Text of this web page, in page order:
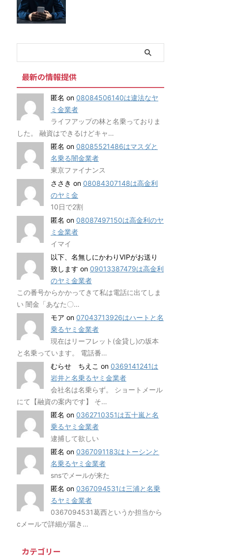
最新の情報提供
匿名 on 08084506140は違法なヤ
ミ金業者
ライフアップの林と名乗っておりま
した。 融資はできるけどキャ…
匿名 on 08085521486はマスダと
名乗る闇金業者
東京ファイナンス
ささき on 08084307148は高金利
のヤミ金
10日で2割
匿名 on 08087497150は高金利のヤ
ミ金業者
イマイ
以下、名無しにかわりVIPがお送り
致します on 09013387479は高金利
のヤミ金業者
この番号からかかってきて私は電話に出てしま
い 闇金「あなた〇…
モア on 07043713926はハートと名
乗るヤミ金業者
現在はリーフレット(金貸し)の坂本
と名乗っています。 電話番…
むらせ ちえこ on 0369141241は
岩井と名乗るヤミ金業者
会社名は名乗らず。 ショートメール
にて【融資の案内です】 そ…
匿名 on 0362710351は五十嵐と名
乗るヤミ金業者
逮捕して欲しい
匿名 on 0367091183はトーシンと
名乗るヤミ金業者
snsでメールが来た
匿名 on 0367094531は三浦と名乗
るヤミ金業者
0367094531葛西というか担当から
cメールで詳細が届き…
カテゴリー